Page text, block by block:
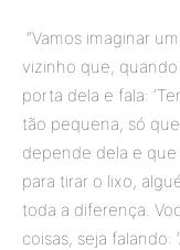
“Vamos imaginar
vizinho que,
porta dela e fala:
tão pequena, só
depende dela e
para tirar o lixo,
toda a diferença.
coisas, seja falando: